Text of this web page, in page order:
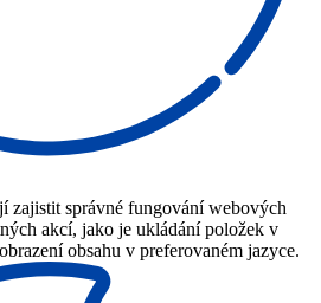
zajistit správné fungování webových
akcí, jako je ukládání položek v
obsahu v preferovaném jazyce.